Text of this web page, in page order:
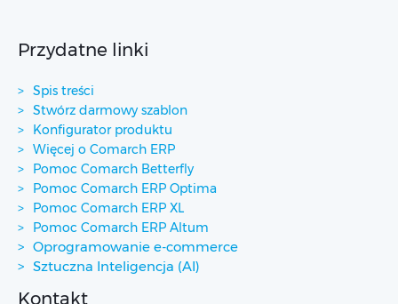
Przydatne linki
Spis treści
Stwórz darmowy szablon
Konfigurator produktu
Więcej o Comarch ERP
Pomoc Comarch Betterfly
Pomoc Comarch ERP Optima
Pomoc Comarch ERP XL
Pomoc Comarch ERP Altum
Oprogramowanie e-commerce
Sztuczna Inteligencja (AI)
Kontakt